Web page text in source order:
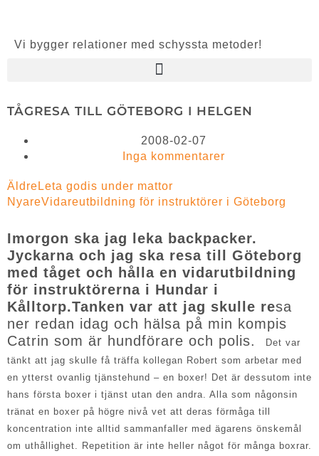
Vi bygger relationer med schyssta metoder!
TÅGRESA TILL GÖTEBORG I HELGEN
2008-02-07
Inga kommentarer
Äldre Leta godis under mattor
NyareVidareutbildning för instruktörer i Göteborg
Imorgon ska jag leka backpacker.
Jyckarna och jag ska resa till Göteborg
med tåget och hålla en vidarutbildning
för instruktörerna i Hundar i
Kålltorp.Tanken var att jag skulle resa
ner redan idag och hälsa på min kompis
Catrin som är hundförare och polis.
Det var
tänkt att jag skulle få träffa kollegan Robert som arbetar med
en ytterst ovanlig tjänstehund – en boxer! Det är dessutom inte
hans första boxer i tjänst utan den andra. Alla som någonsin
tränat en boxer på högre nivå vet att deras förmåga till
koncentration inte alltid sammanfaller med ägarens önskemål
om uthållighet. Repetition är inte heller något för många boxrar.